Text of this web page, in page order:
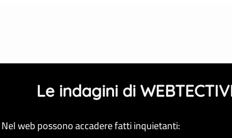
Le indagini di
Nel web possono accadere fatti inquietanti: